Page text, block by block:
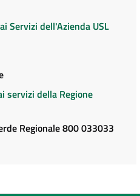
Servizi dell'Azienda USL
servizi della Regione
Regionale 800 033033